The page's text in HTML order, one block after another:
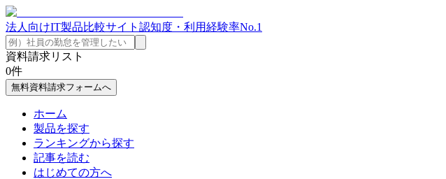
法人向けIT製品比較サイト 認知度・利用経験率No.1
資料請求リスト
0件
無料資料請求フォームへ
ホーム
製品を探す
ランキングから探す
記事を読む
はじめての方へ